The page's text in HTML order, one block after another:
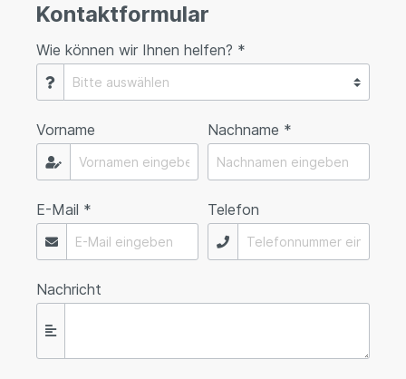
Kontaktformular
Wie können wir Ihnen helfen? *
Vorname Nachname *
E-Mail * Telefon
Nachricht